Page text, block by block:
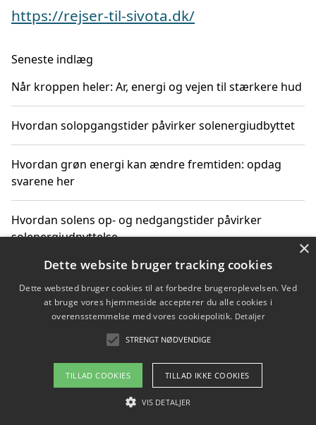
https://rejser-til-sivota.dk/
Seneste indlæg
Når kroppen heler: Ar, energi og vejen til stærkere hud
Hvordan solopgangstider påvirker solenergiudbyttet
Hvordan grøn energi kan ændre fremtiden: opdag
svarene her
Hvordan solens op- og nedgangstider påvirker
solenergiudnyttelse
Hvordan du får svar på energispørgsmål om
vedvarende energikilder
Om / kontakt
Blog Betingelser
×
Dette website bruger tracking cookies
Dette websted bruger cookies til at forbedre brugeroplevelsen. Ved
at bruge vores hjemmeside accepterer du alle cookies i
overensstemmelse med vores cookiepolitik. Detaljer
STRENGT NØDVENDIGE
TILLAD COOKIES TILLAD IKKE COOKIES
VIS DETALJER